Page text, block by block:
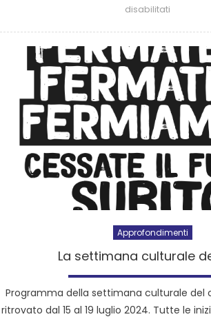
disabilitati
Approfondimenti
La settimana culturale
Programma della settimana culturale del
ritrovato dal 15 al 19 luglio 2024. Tutte le